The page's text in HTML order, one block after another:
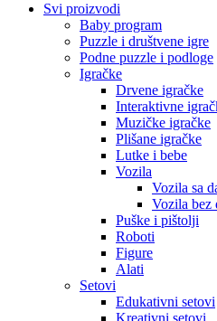
Svi proizvodi
Baby program
Puzzle i društvene igre
Podne puzzle i podloge
Igračke
Drvene igračke
Interaktivne
Muzičke igračke
Plišane igračke
Lutke i bebe
Vozila
Vozila sa
Vozila bez
Puške i pištolji
Roboti
Figure
Alati
Setovi
Edukativni setovi
Kreativni setovi